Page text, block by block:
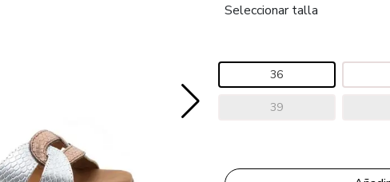
Seleccionar talla
36
39